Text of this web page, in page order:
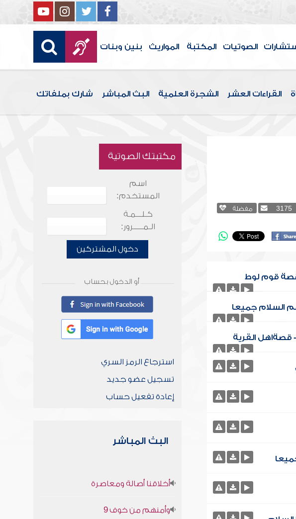
الصوتيات المكتبة المواريث بنين وبنات
القراءات العشر الشجرة العلمية البث المباشر شارك بملفاتك
3175 مفضلة
قوم لوط
السلام جميعا
القرية
مكتبتك الصوتية
اسم
المستخدم:
كـلـــمـة
الـمـــــرور:
دخول المشتركين
أو الدخول بحساب
استرجاع الرمز السري
تسجيل عضو جديد
إعادة تفعيل حساب
البث المباشر
أخلاقنا أصالة ومعاصرة
وأمنهم من خوف 9